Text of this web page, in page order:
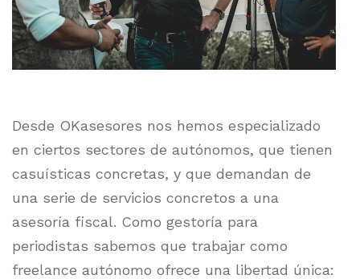
Desde OKasesores nos hemos especializado
en ciertos sectores de autónomos, que tienen
casuísticas concretas, y que demandan de
una serie de servicios concretos a una
asesoría fiscal. Como gestoría para
periodistas sabemos que trabajar como
freelance autónomo ofrece una libertad única: